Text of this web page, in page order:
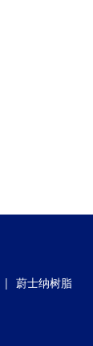
| 蔚士纳树脂